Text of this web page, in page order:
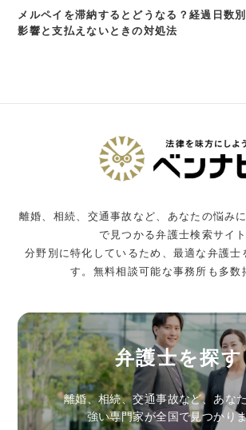
メルペイを滞納するとどうなる？経過日数
影響と支払えないときの対処法
離婚、相続、交通事故など、あなたの悩み
で見つかる弁護士検索サイト
分野別に特化しているため、最適な弁護士
す。無料相談可能な事務所も多数
弁護士を探す
離婚、相続、交通事故など、あな
強い専門家が全国で見つかり